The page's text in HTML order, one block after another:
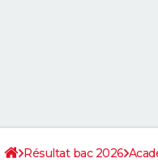
Résultat bac 2026